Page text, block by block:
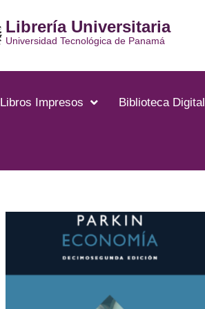
Librería Universitaria
Universidad Tecnológica de Panamá
Libros Impresos Biblioteca Digital